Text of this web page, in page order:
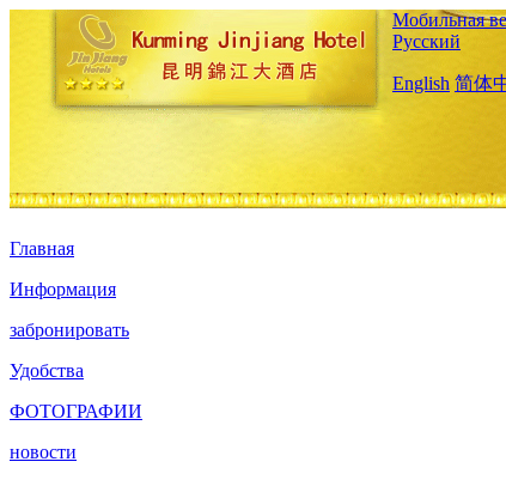
Мобильная
Русский
English 简体
Главная
Информация
забронировать
Удобства
ФОТОГРАФИИ
новости